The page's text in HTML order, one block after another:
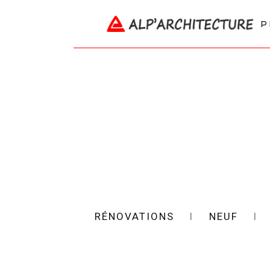
RÉNOVATIONS l NEUF